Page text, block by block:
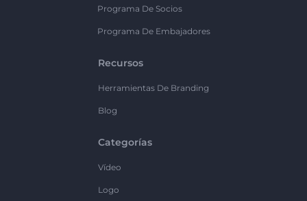
Programa De Socios
Programa De Embajadores
Recursos
Herramientas De Branding
Blog
Categorías
Vídeo
Logo